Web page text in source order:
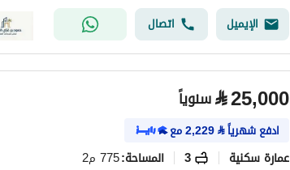
الإيميل اتصال
⃁25,000 سنوياً
ادفع شهرياً⃁
2,229مع
عمارة سكنية 3 المساحة:775 م2